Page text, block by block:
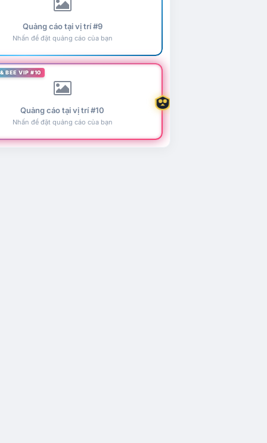
Quảng cáo tại vị trí #9
Nhấn để đặt quảng cáo của bạn
BEE VIP #10
Quảng cáo tại vị trí #10
Nhấn để đặt quảng cáo của bạn